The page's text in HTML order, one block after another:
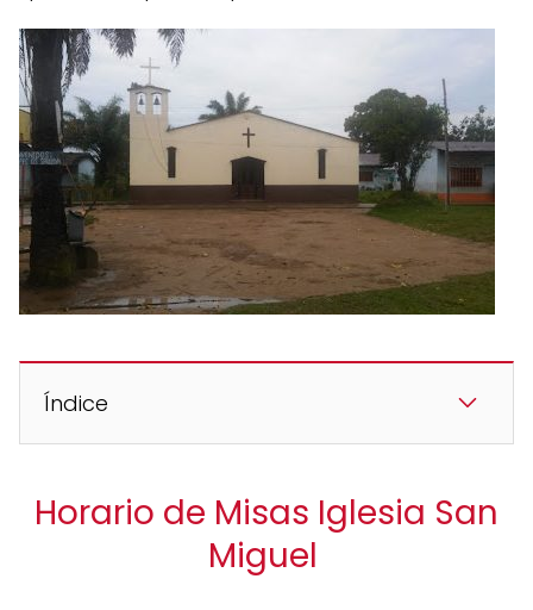
Índice
Horario de Misas Iglesia San
Miguel